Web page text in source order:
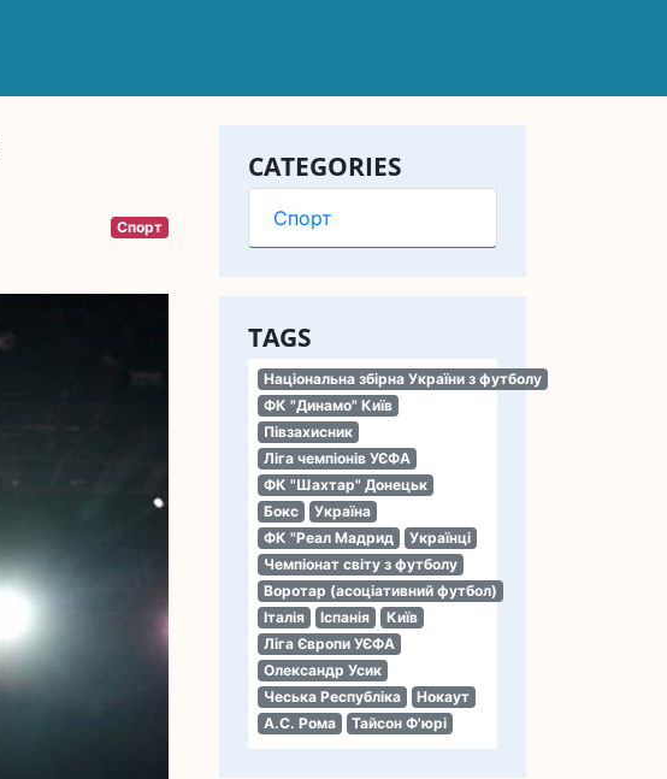
CATEGORIES
Спорт
TAGS
Національна збірна України з футболу
ФК "Динамо" Київ
Півзахисник
Ліга чемпіонів УЄФА
ФК "Шахтар" Донецьк
Бокс
Україна
ФК "Реал Мадрид
Українці
Чемпіонат світу з футболу
Воротар (асоціативний футбол)
Італія
Іспанія
Київ
Ліга Європи УЄФА
Олександр Усик
Чеська Республіка
Нокаут
А.С. Рома
Тайсон Ф'юрі
Спорт